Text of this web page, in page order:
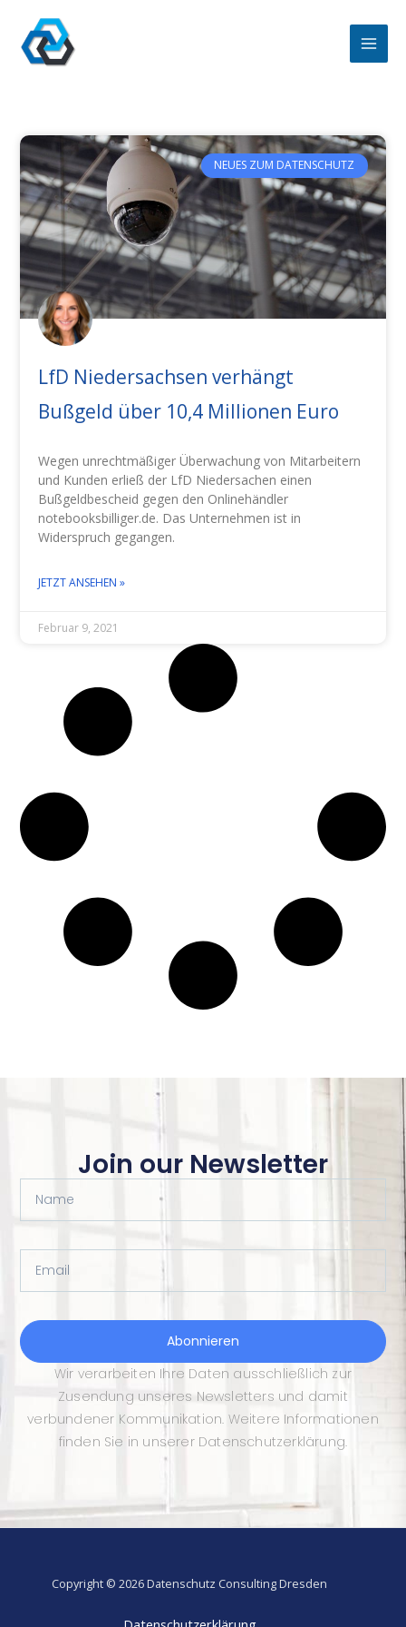
Inhalt
springen
NEUES ZUM DATENSCHUTZ
LfD Niedersachsen verhängt
Bußgeld über 10,4 Millionen Euro
Wegen unrechtmäßiger Überwachung von Mitarbeitern
und Kunden erließ der LfD Niedersachen einen
Bußgeldbescheid gegen den Onlinehändler
notebooksbilliger.de. Das Unternehmen ist in
Widerspruch gegangen.
JETZT ANSEHEN »
Februar 9, 2021
Join our Newsletter
Abonnieren
Wir verarbeiten Ihre Daten ausschließlich zur
Zusendung unseres Newsletters und damit
verbundener Kommunikation. Weitere Informationen
finden Sie in unserer Datenschutzerklärung.
Copyright © 2026 Datenschutz Consulting Dresden